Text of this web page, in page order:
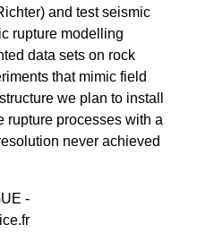
and test seismic
rupture modelling
data sets on rock
that mimic field
we plan to install
rupture processes with a
never achieved
-